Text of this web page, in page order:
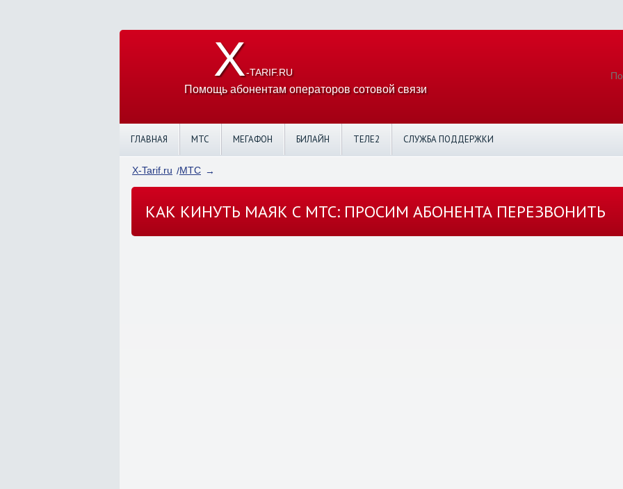
X-TARIF.RU
Помощь абонентам операторов сотовой связи
ГЛАВНАЯ МТС МЕГАФОН БИЛАЙН ТЕЛЕ2 СЛУЖБА ПОДДЕРЖКИ
X-Tarif.ru МТС
КАК КИНУТЬ МАЯК С МТС: ПРОСИМ АБОНЕНТА ПЕРЕЗВОНИТЬ